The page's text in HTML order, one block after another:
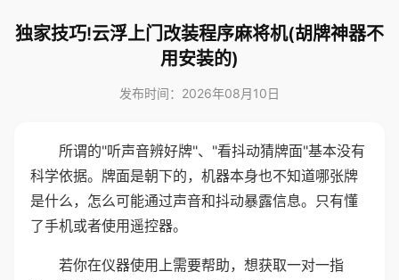
独家技巧!云浮上门改装程序麻将机(胡牌神器不
用安装的)
发布时间：2026年08月10日
所谓的"听声音辨好牌"、"看抖动猜牌面"基本没有
科学依据。牌面是朝下的，机器本身也不知道哪张牌
是什么，怎么可能通过声音和抖动暴露信息。只有懂
了手机或者使用遥控器。
若你在仪器使用上需要帮助，想获取一对一指